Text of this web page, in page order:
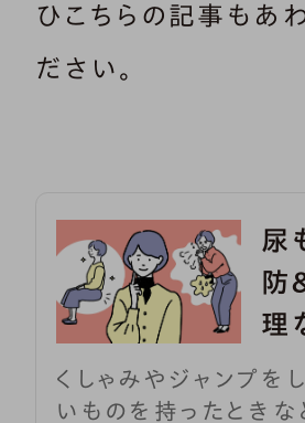
ひこちらの記事もあ
ださい。
尿
防
理
骨
鍛
くしゃみやジャンプを
いものを持ったときな